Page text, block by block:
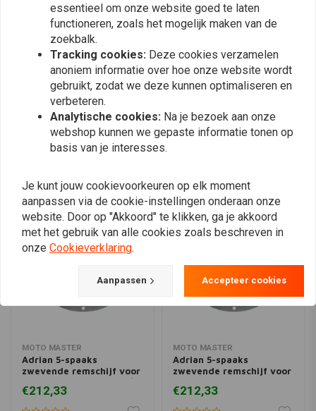
MOTO MASTER
Adrian 5-spaaks
zwevende remschijf voor
10-17 Dyna (excl. FXDL /
S) met dubbele schijf
€212,33
MOTO MASTER
Adrian 5-spaaks
zwevende remschijf voor
08-20 FLH; 09-20 Trike;
14-20 XL
€212,33
essentieel om onze website goed te laten
functioneren, zoals het mogelijk maken van de
zoekbalk.
Tracking cookies: Deze cookies verzamelen
anoniem informatie over hoe onze website wordt
gebruikt, zodat we deze kunnen optimaliseren en
verbeteren.
Analytische cookies: Na je bezoek aan onze
webshop kunnen we gepaste informatie tonen op
basis van je interesses.
Je kunt jouw cookievoorkeuren op elk moment
aanpassen via de cookie-instellingen onderaan onze
website. Door op "Akkoord" te klikken, ga je akkoord
met het gebruik van alle cookies zoals beschreven in
onze Cookieverklaring.
Aanpassen Accepteer cookies